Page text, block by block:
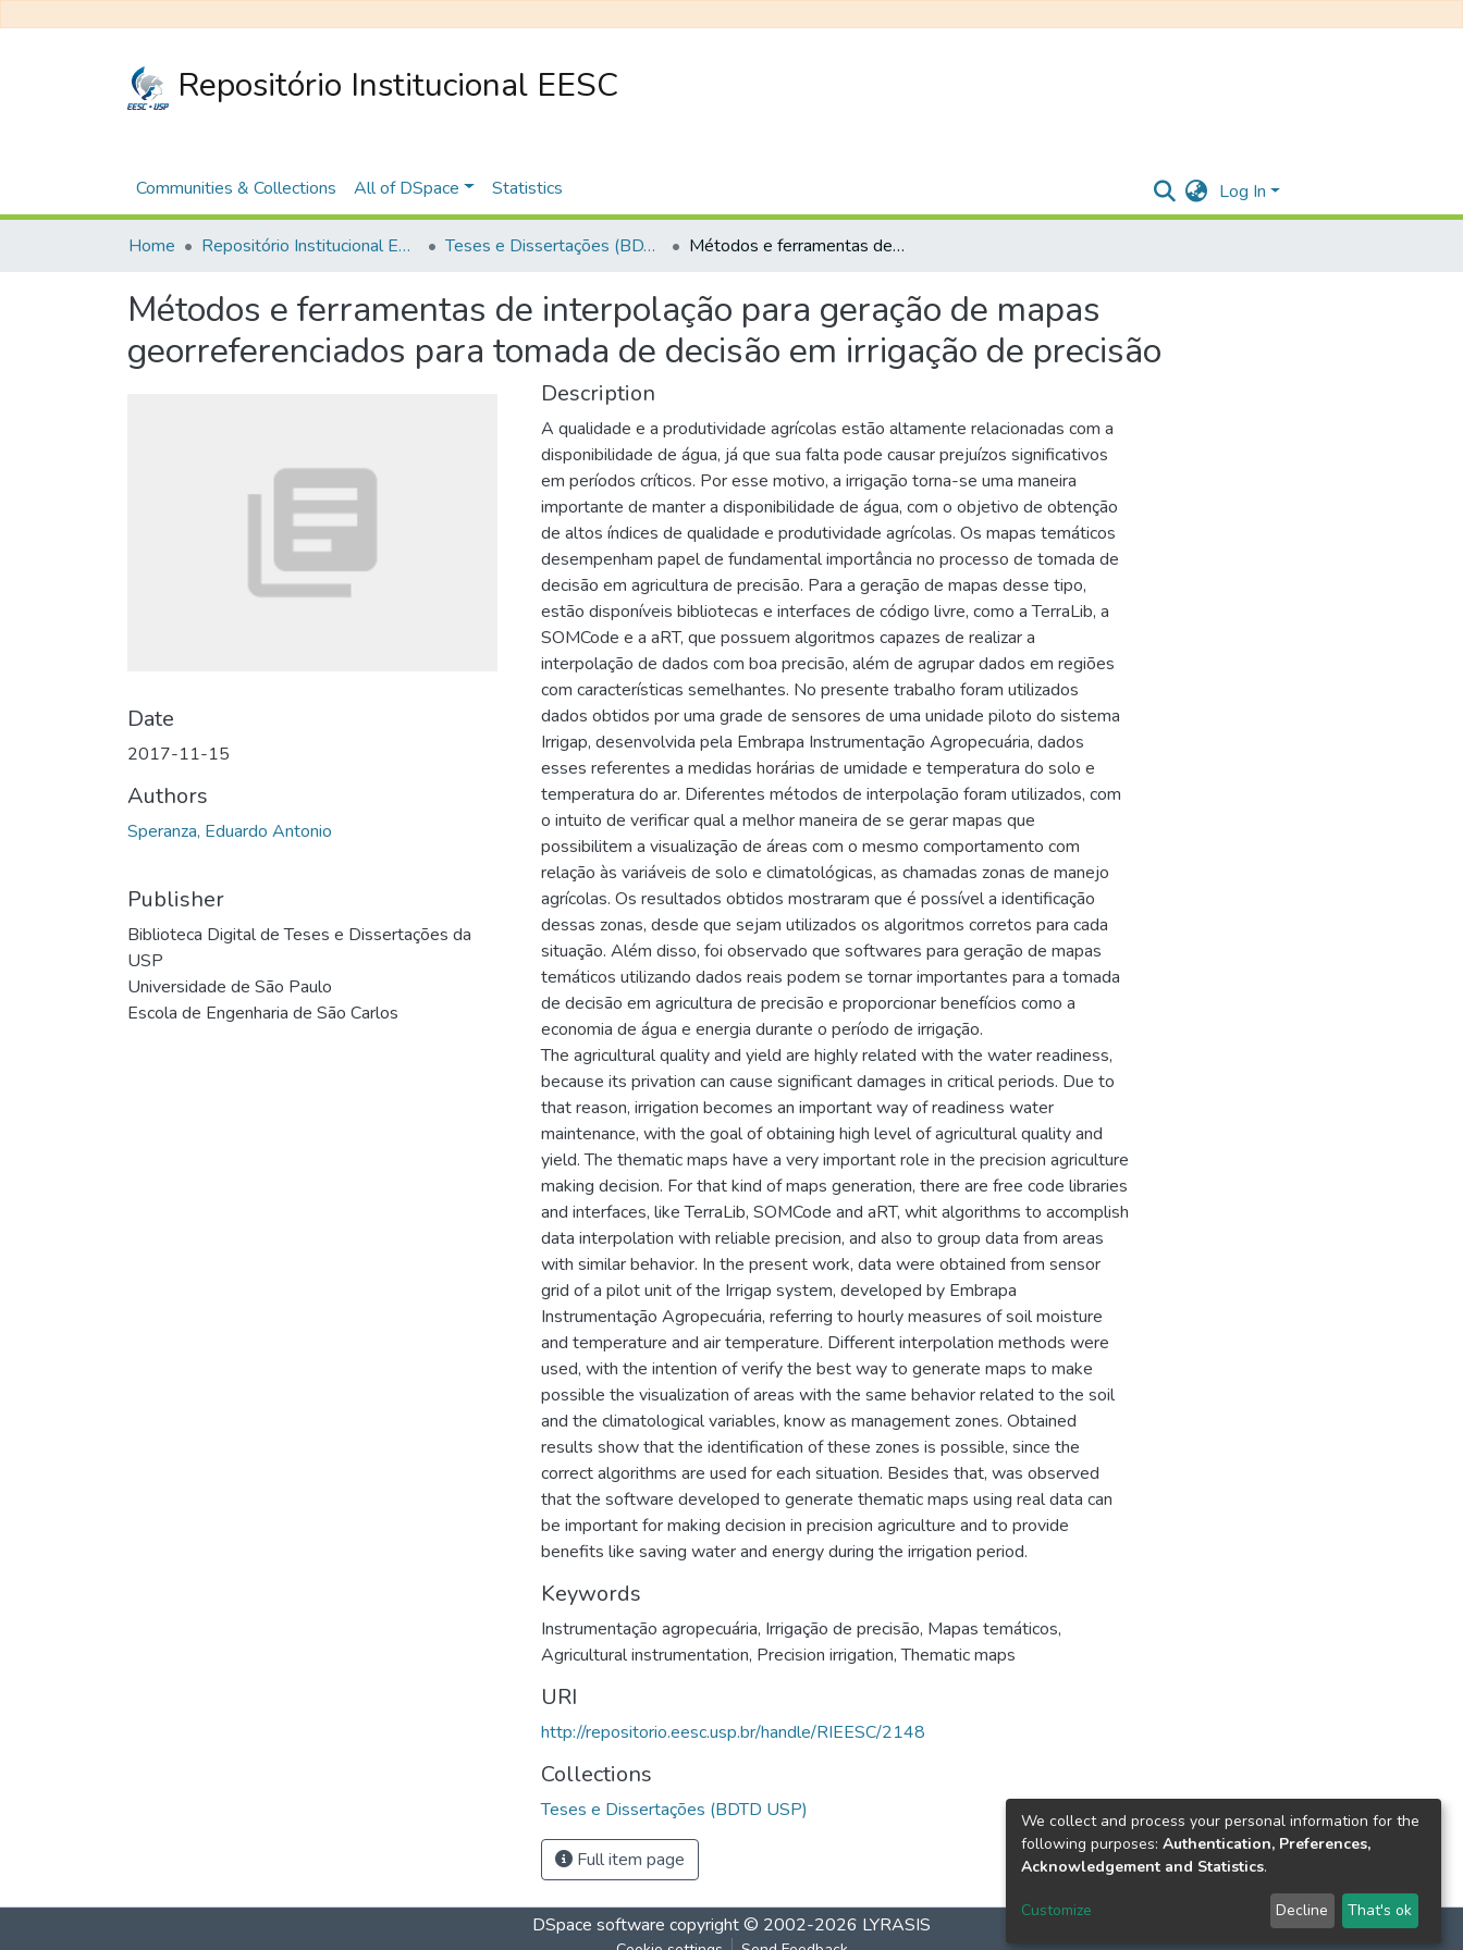
Repositório Institucional EESC
Communities & Collections All of DSpace Statistics Log In
Home Repositório Institucional EESC Teses e Dissertações (BDTD USP) Métodos e ferramentas de interpolação para geração de mapas georreferenciados para tomada de decisão em irrigação de precisão
Métodos e ferramentas de interpolação para geração de mapas
georreferenciados para tomada de decisão em irrigação de precisão
Date
2017-11-15
Authors
Speranza, Eduardo Antonio
Publisher
Biblioteca Digital de Teses e Dissertações da
USP
Universidade de São Paulo
Escola de Engenharia de São Carlos
Description
A qualidade e a produtividade agrícolas estão altamente relacionadas com a
disponibilidade de água, já que sua falta pode causar prejuízos significativos
em períodos críticos. Por esse motivo, a irrigação torna-se uma maneira
importante de manter a disponibilidade de água, com o objetivo de obtenção
de altos índices de qualidade e produtividade agrícolas. Os mapas temáticos
desempenham papel de fundamental importância no processo de tomada de
decisão em agricultura de precisão. Para a geração de mapas desse tipo,
estão disponíveis bibliotecas e interfaces de código livre, como a TerraLib, a
SOMCode e a aRT, que possuem algoritmos capazes de realizar a
interpolação de dados com boa precisão, além de agrupar dados em regiões
com características semelhantes. No presente trabalho foram utilizados
dados obtidos por uma grade de sensores de uma unidade piloto do sistema
Irrigap, desenvolvida pela Embrapa Instrumentação Agropecuária, dados
esses referentes a medidas horárias de umidade e temperatura do solo e
temperatura do ar. Diferentes métodos de interpolação foram utilizados, com
o intuito de verificar qual a melhor maneira de se gerar mapas que
possibilitem a visualização de áreas com o mesmo comportamento com
relação às variáveis de solo e climatológicas, as chamadas zonas de manejo
agrícolas. Os resultados obtidos mostraram que é possível a identificação
dessas zonas, desde que sejam utilizados os algoritmos corretos para cada
situação. Além disso, foi observado que softwares para geração de mapas
temáticos utilizando dados reais podem se tornar importantes para a tomada
de decisão em agricultura de precisão e proporcionar benefícios como a
economia de água e energia durante o período de irrigação.
The agricultural quality and yield are highly related with the water readiness,
because its privation can cause significant damages in critical periods. Due to
that reason, irrigation becomes an important way of readiness water
maintenance, with the goal of obtaining high level of agricultural quality and
yield. The thematic maps have a very important role in the precision agriculture
making decision. For that kind of maps generation, there are free code libraries
and interfaces, like TerraLib, SOMCode and aRT, whit algorithms to accomplish
data interpolation with reliable precision, and also to group data from areas
with similar behavior. In the present work, data were obtained from sensor
grid of a pilot unit of the Irrigap system, developed by Embrapa
Instrumentação Agropecuária, referring to hourly measures of soil moisture
and temperature and air temperature. Different interpolation methods were
used, with the intention of verify the best way to generate maps to make
possible the visualization of areas with the same behavior related to the soil
and the climatological variables, know as management zones. Obtained
results show that the identification of these zones is possible, since the
correct algorithms are used for each situation. Besides that, was observed
that the software developed to generate thematic maps using real data can
be important for making decision in precision agriculture and to provide
benefits like saving water and energy during the irrigation period.
Keywords
Instrumentação agropecuária, Irrigação de precisão, Mapas temáticos,
Agricultural instrumentation, Precision irrigation,Thematic maps
URI
http://repositorio.eesc.usp.br/handle/RIEESC/2148
Collections
Teses e Dissertações (BDTD USP)
Full item page
DSpace software copyright © 2002-2026 LYRASIS
We collect and process your personal information for the
following purposes: Authentication, Preferences,
Acknowledgement and Statistics.
Customize Decline That's ok